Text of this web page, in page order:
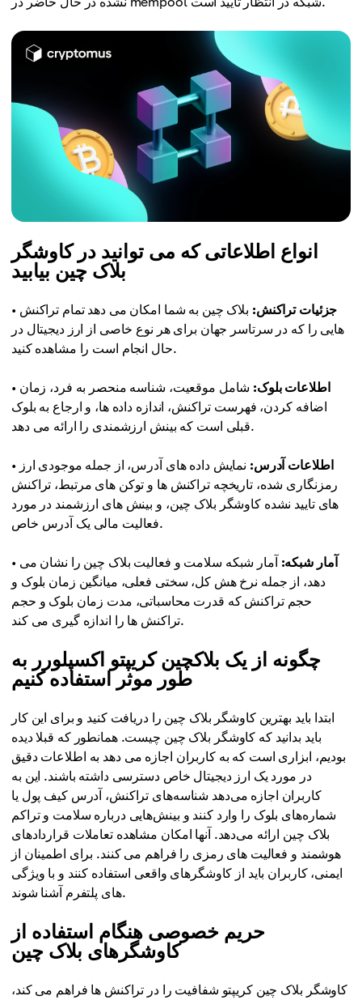
انواع اطلاعاتی که می توانید در کاوشگر
بلاک چین بیابید
• جزئیات تراکنش: بلاک چین به شما امکان می دهد تمام تراکنش
هایی را که در سرتاسر جهان برای هر نوع خاصی از ارز دیجیتال در
حال انجام است را مشاهده کنید.
• اطلاعات بلوک: شامل موقعیت، شناسه منحصر به فرد، زمان
اضافه کردن، فهرست تراکنش، اندازه داده ها، و ارجاع به بلوک
قبلی است که بینش ارزشمندی را ارائه می دهد.
• اطلاعات آدرس: نمایش داده های آدرس، از جمله موجودی ارز
رمزنگاری شده، تاریخچه تراکنش ها و توکن های مرتبط، تراکنش
های تایید نشده کاوشگر بلاک چین، و بینش های ارزشمند در مورد
فعالیت مالی یک آدرس خاص.
• آمار شبکه: آمار شبکه سلامت و فعالیت بلاک چین را نشان می
دهد، از جمله نرخ هش کل، سختی فعلی، میانگین زمان بلوک و
حجم تراکنش که قدرت محاسباتی، مدت زمان بلوک و حجم
تراکنش ها را اندازه گیری می کند.
چگونه از یک بلاکچین کریپتو اکسپلورر به
طور موثر استفاده کنیم
ابتدا باید بهترین کاوشگر بلاک چین را دریافت کنید و برای این کار
باید بدانید که کاوشگر بلاک چین چیست. همانطور که قبلا دیده
بودیم، ابزاری است که به کاربران اجازه می دهد به اطلاعات دقیق
در مورد یک ارز دیجیتال خاص دسترسی داشته باشند. این به
کاربران اجازه می‌دهد شناسه‌های تراکنش، آدرس کیف پول یا
شماره‌های بلوک را وارد کنند و بینش‌هایی درباره سلامت و تراکم
بلاک چین ارائه می‌دهد. آنها امکان مشاهده تعاملات قراردادهای
هوشمند و فعالیت های رمزی را فراهم می کنند. برای اطمینان از
ایمنی، کاربران باید از کاوشگرهای واقعی استفاده کنند و با ویژگی
های پلتفرم آشنا شوند.
حریم خصوصی هنگام استفاده از
کاوشگرهای بلاک چین
کاوشگر بلاک چین کریپتو شفافیت را در تراکنش ها فراهم می کند،